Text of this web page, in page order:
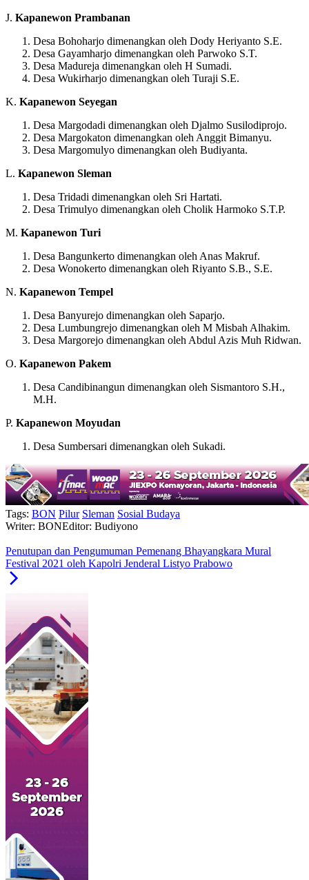
J. Kapanewon Prambanan
Desa Bohoharjo dimenangkan oleh Dody Heriyanto S.E.
Desa Gayamharjo dimenangkan oleh Parwoko S.T.
Desa Madureja dimenangkan oleh H Sumadi.
Desa Wukirharjo dimenangkan oleh Turaji S.E.
K. Kapanewon Seyegan
Desa Margodadi dimenangkan oleh Djalmo Susilodiprojo.
Desa Margokaton dimenangkan oleh Anggit Bimanyu.
Desa Margomulyo dimenangkan oleh Budiyanta.
L. Kapanewon Sleman
Desa Tridadi dimenangkan oleh Sri Hartati.
Desa Trimulyo dimenangkan oleh Cholik Harmoko S.T.P.
M. Kapanewon Turi
Desa Bangunkerto dimenangkan oleh Anas Makruf.
Desa Wonokerto dimenangkan oleh Riyanto S.B., S.E.
N. Kapanewon Tempel
Desa Banyurejo dimenangkan oleh Saparjo.
Desa Lumbungrejo dimenangkan oleh M Misbah Alhakim.
Desa Margorejo dimenangkan oleh Abdul Azis Muh Ridwan.
O. Kapanewon Pakem
Desa Candibinangun dimenangkan oleh Sismantoro S.H.,
M.H.
P. Kapanewon Moyudan
Desa Sumbersari dimenangkan oleh Sukadi.
Tags: BON Pilur Sleman Sosial Budaya
Writer: BONEditor: Budiyono
Penutupan dan Pengumuman Pemenang Bhayangkara Mural
Festival 2021 oleh Kapolri Jenderal Listyo Prabowo